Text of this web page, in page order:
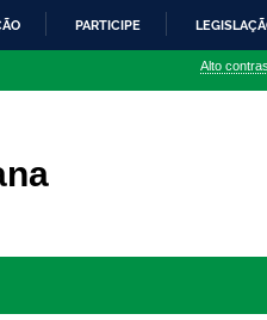
PARTICIPE
Alto